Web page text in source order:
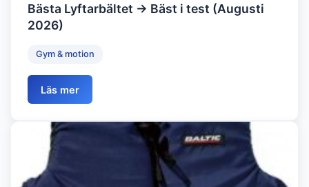
Bästa Lyftarbältet → Bäst i test (Augusti
2026)
Gym & motion
Läs mer